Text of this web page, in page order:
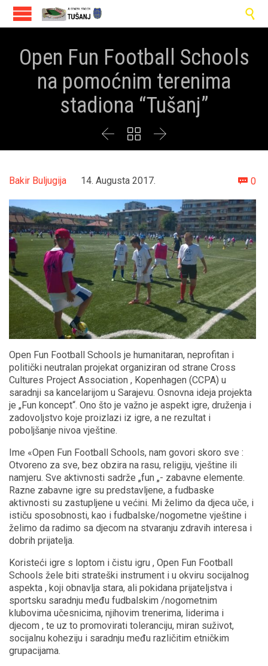

Open Fun Football Schools
na pomoćnim terenima
stadiona “Tušanj”
  
Bakir Buljugija 14. Augusta 2017.  0
Open Fun Football Schools je humanitaran, neprofitan i
politički neutralan projekat organiziran od strane Cross
Cultures Project Association , Kopenhagen (CCPA) u
saradnji sa kancelarijom u Sarajevu. Osnovna ideja projekta
je „Fun koncept“. Ono što je važno je aspekt igre, druženja i
zadovoljstvo koje proizlazi iz igre, a ne rezultat i
poboljšanje nivoa vještine.
Ime «Open Fun Football Schools, nam govori skoro sve :
Otvoreno za sve, bez obzira na rasu, religiju, vještine ili
namjeru. Sve aktivnosti sadrže „fun „- zabavne elemente.
Razne zabavne igre su predstavljene, a fudbaske
aktivnosti su zastupljene u većini. Mi želimo da djeca uče, i
ističu sposobnosti, kao i fudbalske/nogometne vještine i
želimo da radimo sa djecom na stvaranju zdravih interesa i
dobrih prijatelja.
Koristeći igre s loptom i čistu igru , Open Fun Football
Schools žele biti strateški instrument i u okviru socijalnog
aspekta , koji obnavlja stara, ali pokidana prijateljstva i
sportsku saradnju među fudbalskim /nogometnim
klubovima učesnicima, njihovim trenerima, liderima i
djecom , te uz to promovirati toleranciju, miran suživot,
socijalnu koheziju i saradnju među različitim etničkim
grupacijama.